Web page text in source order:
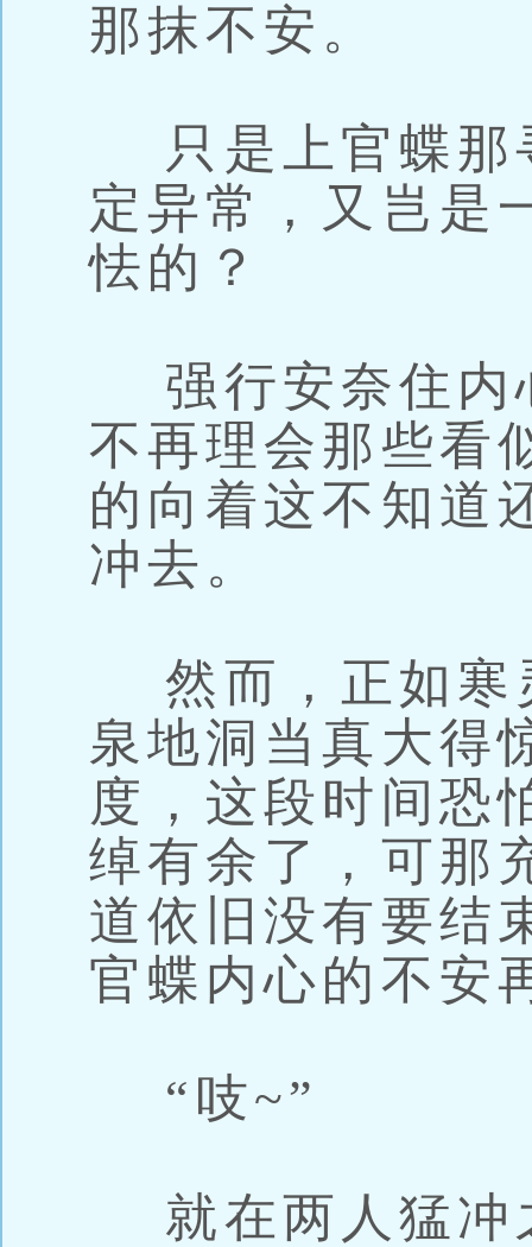
那抹不安。
只是上官蝶那
定异常，又岂是
怯的？
强行安奈住内
不再理会那些看
的向着这不知道
冲去。
然而，正如寒
泉地洞当真大得
度，这段时间恐
绰有余了，可那
道依旧没有要结
官蝶内心的不安
“吱~”
就在两人猛冲